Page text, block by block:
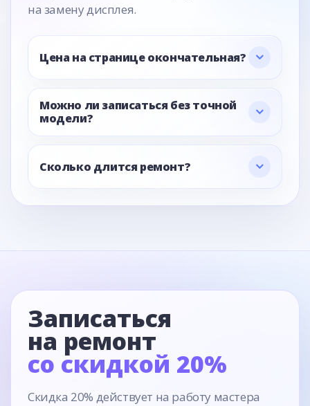
на замену дисплея.
Цена на странице окончательная?
Можно ли записаться без точной
модели?
Сколько длится ремонт?
Записаться
на ремонт
со скидкой 20%
Скидка 20% действует на работу мастера